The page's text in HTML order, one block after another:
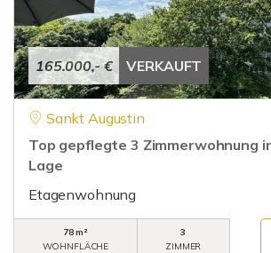
165.000,- € VERKAUFT
Sankt Augustin
Top gepflegte 3 Zimmerwohnung
Lage
Etagenwohnung
78 m²
WOHNFLÄCHE
3
ZIMMER